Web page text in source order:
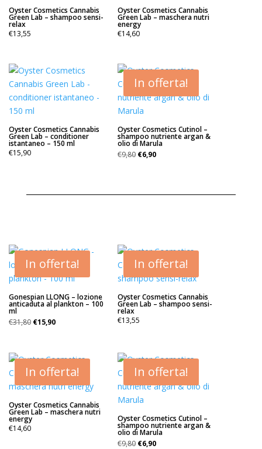
Oyster Cosmetics Cannabis
Green Lab – shampoo sensi-
relax
€13,55
Oyster Cosmetics Cannabis
Green Lab – maschera nutri
energy
€14,60
Oyster Cosmetics Cannabis
Green Lab – conditioner
istantaneo – 150 ml
€15,90
In offerta!
Oyster Cosmetics Cutinol –
shampoo nutriente argan &
olio di Marula
€9,80 Il
€6,90Il
In offerta!
Gonespian LLONG – lozione
anticaduta al plankton – 100
ml
€31,80 Il
era:
€31,80.
€15,90Il
€15,90.
In offerta!
Oyster Cosmetics Cannabis
Green Lab – shampoo sensi-
relax
€13,55
In offerta!
Oyster Cosmetics Cannabis
Green Lab – maschera nutri
energy
€14,60
In offerta!
Oyster Cosmetics Cutinol –
shampoo nutriente argan &
olio di Marula
€9,80 Il
€6,90Il